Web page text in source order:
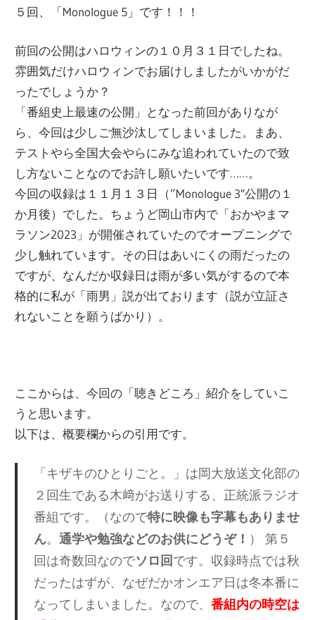
５回、「Monologue 5」です！！！
前回の公開はハロウィンの１０月３１日でしたね。
雰囲気だけハロウィンでお届けしましたがいかがだ
ったでしょうか？
「番組史上最速の公開」となった前回がありなが
ら、今回は少しご無沙汰してしまいました。まあ、
テストやら全国大会やらにみな追われていたので致
し方ないことなのでお許し願いたいです……。
今回の収録は１１月１３日（”Monologue 3″公開の１
か月後）でした。ちょうど岡山市内で「おかやまマ
ラソン2023」が開催されていたのでオープニングで
少し触れています。その日はあいにくの雨だったの
ですが、なんだか収録日は雨が多い気がするので本
格的に私が「雨男」説が出ております（説が立証さ
れないことを願うばかり）。
ここからは、今回の「聴きどころ」紹介をしていこ
うと思います。
以下は、概要欄からの引用です。
「キザキのひとりごと。」は岡大放送文化部の
２回生である木﨑がお送りする、正統派ラジオ
番組です。（なので特に映像も字幕もありませ
ん。 通学や勉強などのお供にどうぞ！ ） 第５
回は奇数回なのでソロ回です。収録時点では秋
だったはずが、なぜだかオンエア日は冬本番に
なってしまいました。なので、 番組内の時空は